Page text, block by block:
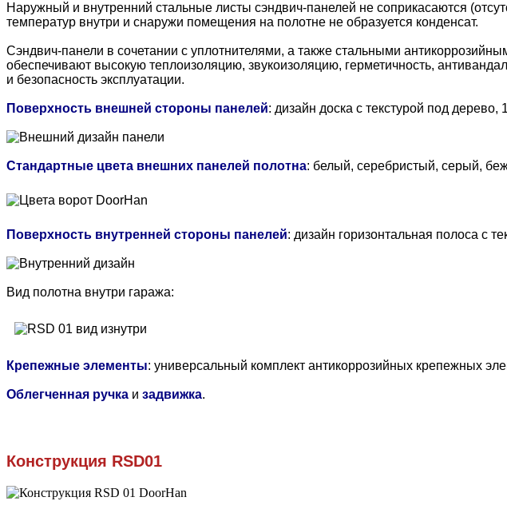
Наружный и внутренний стальные листы сэндвич-панелей не соприкасаются
температур внутри и снаружи помещения на полотне не образуется конденсат.
Сэндвич-панели в сочетании с уплотнителями, а также стальными
обеспечивают высокую теплоизоляцию, звукоизоляцию, герметичность,
и безопасность эксплуатации.
Поверхность внешней стороны панелей: дизайн доска с текстурой под
Стандартные цвета внешних панелей полотна: белый, серебристый, серый,
Поверхность внутренней стороны панелей: дизайн горизонтальная полоса с
Вид полотна внутри гаража:
Крепежные элементы: универсальный комплект антикоррозийных крепежных
Облегченная ручка и задвижка.
Конструкция RSD01